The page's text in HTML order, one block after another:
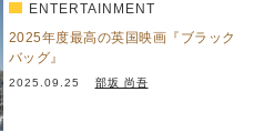
ENTERTAINMENT
2025年度最高の英国映画『ブラック
バッグ』
2025.09.25 部坂 尚吾